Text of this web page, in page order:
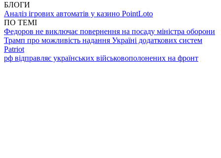
БЛОГИ
Аналіз ігрових автоматів у казино PointLoto
ПО ТЕМІ
Федоров не виключає повернення на посаду міністра оборони
Трамп про можливість надання Україні додаткових систем
Patriot
рф відправляє українських військовополонених на фронт